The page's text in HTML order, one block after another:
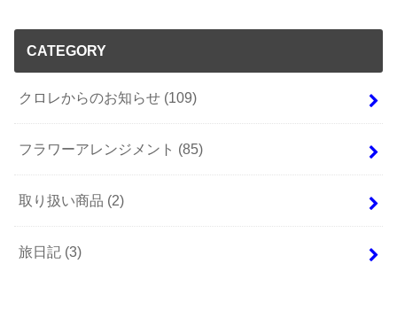
CATEGORY
クロレからのお知らせ (109)
フラワーアレンジメント (85)
取り扱い商品 (2)
旅日記 (3)